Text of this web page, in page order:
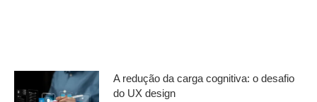
A redução da carga cognitiva: o desafio
do UX design